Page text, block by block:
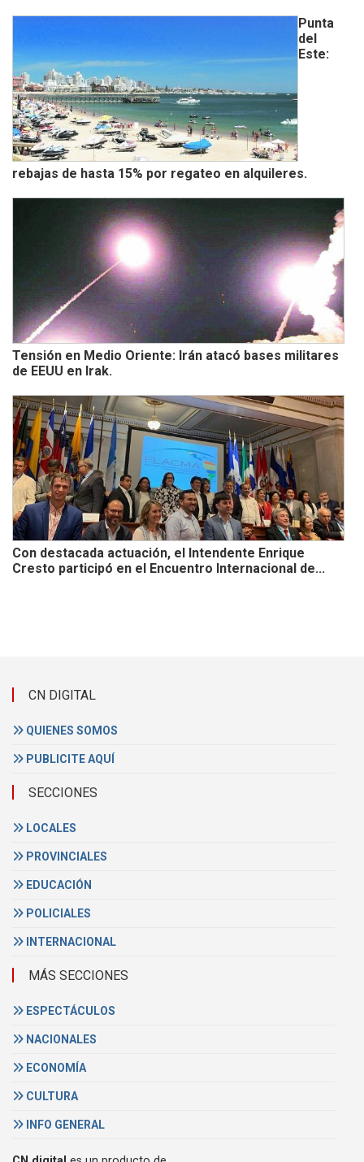
Punta
del
Este:
rebajas de hasta 15% por regateo en alquileres.
Tensión en Medio Oriente: Irán atacó bases militares
de EEUU en Irak.
Con destacada actuación, el Intendente Enrique
Cresto participó en el Encuentro Internacional de...
CN DIGITAL
QUIENES SOMOS
PUBLICITE AQUÍ
SECCIONES
LOCALES
PROVINCIALES
EDUCACIÓN
POLICIALES
INTERNACIONAL
MÁS SECCIONES
ESPECTÁCULOS
NACIONALES
ECONOMÍA
CULTURA
INFO GENERAL